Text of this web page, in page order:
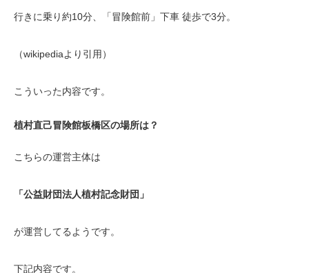
行きに乗り約10分、「冒険館前」下車 徒歩で3分。
（wikipediaより引用）
こういった内容です。
植村直己冒険館板橋区の場所は？
こちらの運営主体は
「公益財団法人植村記念財団」
が運営してるようです。
下記内容です。